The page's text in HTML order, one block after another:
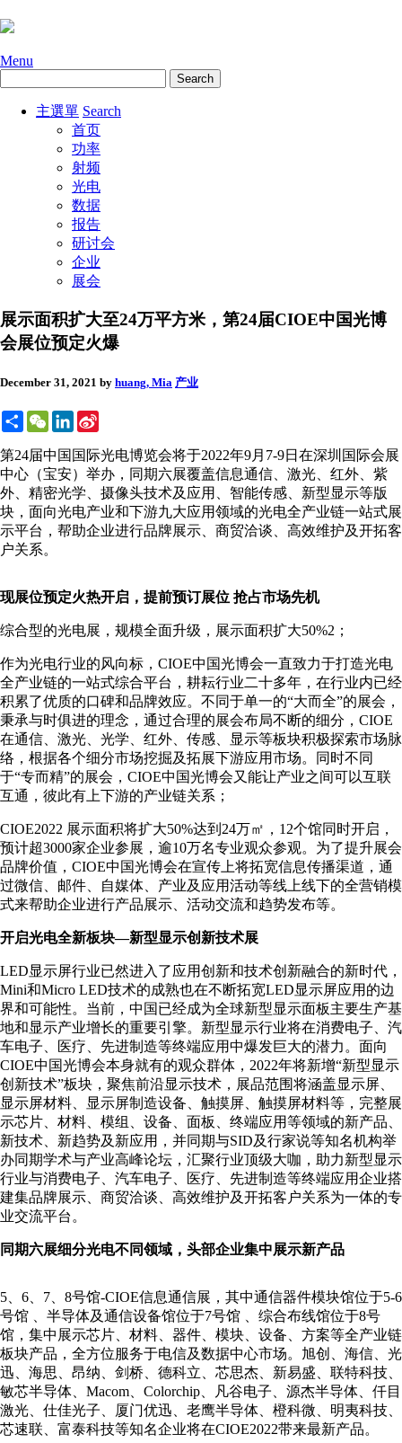
Menu
主選單 Search
首页
功率
射频
光电
数据
报告
研讨会
企业
展会
展示面积扩大至24万平方米，第24届CIOE中国光博
会展位预定火爆
December 31, 2021 by huang, Mia 产业
ShareWeChatLinkedIn
第24届中国国际光电博览会将于2022年9月7-9日在深圳国际会展
中心（宝安）举办，同期六展覆盖信息通信、激光、红外、紫
外、精密光学、摄像头技术及应用、智能传感、新型显示等版
块，面向光电产业和下游九大应用领域的光电全产业链一站式展
示平台，帮助企业进行品牌展示、商贸洽谈、高效维护及开拓客
户关系。
现展位预定火热开启，提前预订展位 抢占市场先机
综合型的光电展，规模全面升级，展示面积扩大50%2；
作为光电行业的风向标，CIOE中国光博会一直致力于打造光电
全产业链的一站式综合平台，耕耘行业二十多年，在行业内已经
积累了优质的口碑和品牌效应。不同于单一的“大而全”的展会，
秉承与时俱进的理念，通过合理的展会布局不断的细分，CIOE
在通信、激光、光学、红外、传感、显示等板块积极探索市场脉
络，根据各个细分市场挖掘及拓展下游应用市场。同时不同
于“专而精”的展会，CIOE中国光博会又能让产业之间可以互联
互通，彼此有上下游的产业链关系；
CIOE2022 展示面积将扩大50%达到24万㎡，12个馆同时开启，
预计超3000家企业参展，逾10万名专业观众参观。为了提升展会
品牌价值，CIOE中国光博会在宣传上将拓宽信息传播渠道，通
过微信、邮件、自媒体、产业及应用活动等线上线下的全营销模
式来帮助企业进行产品展示、活动交流和趋势发布等。
开启光电全新板块—新型显示创新技术展
LED显示屏行业已然进入了应用创新和技术创新融合的新时代，
Mini和Micro LED技术的成熟也在不断拓宽LED显示屏应用的边
界和可能性。当前，中国已经成为全球新型显示面板主要生产基
地和显示产业增长的重要引擎。新型显示行业将在消费电子、汽
车电子、医疗、先进制造等终端应用中爆发巨大的潜力。面向
CIOE中国光博会本身就有的观众群体，2022年将新增“新型显示
创新技术”板块，聚焦前沿显示技术，展品范围将涵盖显示屏、
显示屏材料、显示屏制造设备、触摸屏、触摸屏材料等，完整展
示芯片、材料、模组、设备、面板、终端应用等领域的新产品、
新技术、新趋势及新应用，并同期与SID及行家说等知名机构举
办同期学术与产业高峰论坛，汇聚行业顶级大咖，助力新型显示
行业与消费电子、汽车电子、医疗、先进制造等终端应用企业搭
建集品牌展示、商贸洽谈、高效维护及开拓客户关系为一体的专
业交流平台。
同期六展细分光电不同领域，头部企业集中展示新产品
5、6、7、8号馆-CIOE信息通信展，其中通信器件模块馆位于5-6
号馆 、半导体及通信设备馆位于7号馆 、综合布线馆位于8号
馆，集中展示芯片、材料、器件、模块、设备、方案等全产业链
板块产品，全方位服务于电信及数据中心市场。旭创、海信、光
迅、海思、昂纳、剑桥、德科立、芯思杰、新易盛、联特科技、
敏芯半导体、Macom、Colorchip、凡谷电子、源杰半导体、仟目
激光、仕佳光子、厦门优迅、老鹰半导体、橙科微、明夷科技、
芯速联、富泰科技等知名企业将在CIOE2022带来最新产品。